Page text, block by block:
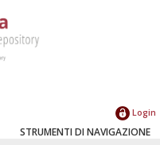
Login
STRUMENTI DI NAVIGAZIONE